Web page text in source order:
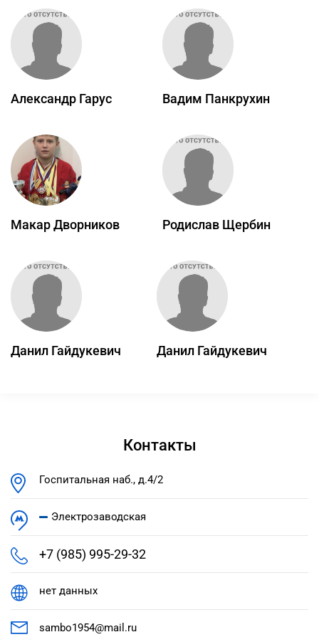
Александр Гарус Вадим Панкрухин
Макар Дворников Родислав Щербин
Данил Гайдукевич Данил Гайдукевич
Контакты
Госпитальная наб., д.4/2
Электрозаводская
+7 (985) 995-29-32
нет данных
sambo1954@mail.ru